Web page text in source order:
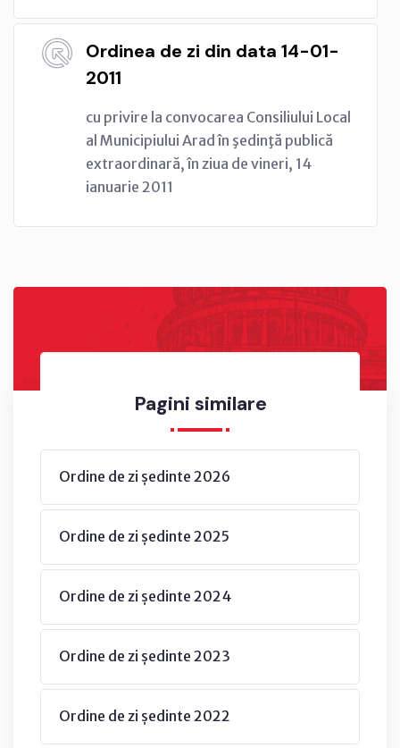
Pagini similare
Ordine de zi ședinte 2026
Ordine de zi ședinte 2025
Ordine de zi ședinte 2024
Ordine de zi ședinte 2023
Ordine de zi ședinte 2022
Ordinea de zi din data 14-01-
2011
cu privire la convocarea Consiliului Local
al Municipiului Arad în şedinţă publică
extraordinară, în ziua de vineri, 14
ianuarie 2011